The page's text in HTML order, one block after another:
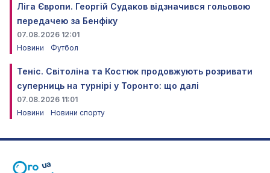
Ліга Європи. Георгій Судаков відзначився гольовою
передачею за Бенфіку
07.08.2026 12:01
Новини
Футбол
Теніс. Світоліна та Костюк продовжують розривати
суперниць на турнірі у Торонто: що далі
07.08.2026 11:01
Новини
Новини спорту